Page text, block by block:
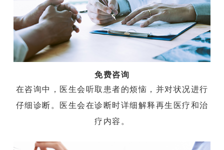
免费咨询
在咨询中，医生会听取患者的烦恼，并对状况进行
仔细诊断。医生会在诊断时详细解释再生医疗和治
疗内容。